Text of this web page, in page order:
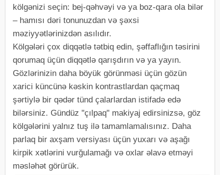
kölgənizi seçin: bej-qəhvəyi və ya boz-qara ola bilər
– hamısı dəri tonunuzdan və şəxsi
məziyyətlərinizdən asılıdır.
Kölgələri çox diqqətlə tətbiq edin, şəffaflığın təsirini
qorumaq üçün diqqətlə qarışdırın və ya yayın.
Gözlərinizin daha böyük görünməsi üçün gözün
xarici küncünə kəskin kontrastlardan qaçmaq
şərtiylə bir qədər tünd çalarlardan istifadə edə
bilərsiniz. Gündüz "çılpaq" makiyaj edirsinizsə, göz
kölgələrini yalnız tuş ilə tamamlamalısınız. Daha
parlaq bir axşam versiyası üçün yuxarı və aşağı
kirpik xətlərini vurğulamağı və oxlar əlavə etməyi
məsləhət görürük.